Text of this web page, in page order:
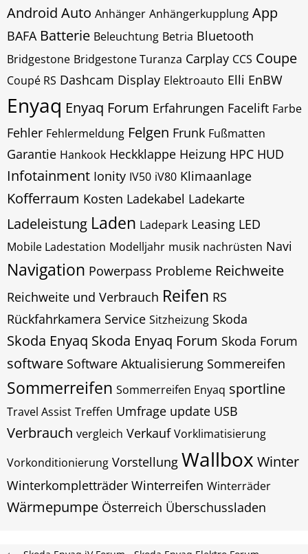
Android Auto Anhänger Anhängerkupplung App
BAFA Batterie Beleuchtung Betria Bluetooth
Bridgestone Bridgestone Turanza Carplay CCS Coupe
Coupé RS Dashcam Display Elektroauto Elli EnBW
Enyaq Enyaq Forum Erfahrungen Facelift Farbe
Fehler Fehlermeldung Felgen Frunk Fußmatten
Garantie Hankook Heckklappe Heizung HPC HUD
Infotainment Ionity IV50 iV80 Klimaanlage
Kofferraum Kosten Ladekabel Ladekarte
Ladeleistung Laden Ladepark Leasing LED
Mobile Ladestation Modelljahr musik nachrüsten Navi
Navigation Powerpass Probleme Reichweite
Reichweite und Verbrauch Reifen RS
Rückfahrkamera Service Sitzheizung Skoda
Skoda Enyaq Skoda Enyaq Forum Skoda Forum
software Software Aktualisierung Sommereifen
Sommerreifen Sommerreifen Enyaq sportline
Travel Assist Treffen Umfrage update USB
Verbrauch vergleich Verkauf Vorklimatisierung
Vorkonditionierung Vorstellung Wallbox Winter
Winterkompletträder Winterreifen Winterräder
Wärmepumpe Österreich Überschussladen